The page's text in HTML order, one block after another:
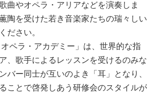
曲やオペラ・アリアなどを演奏しま
陶を受けた若き音楽家たちの瑞々しい
ださい。
ペラ・アカデミー」は、世界的な指
、歌手によるレッスンを受けるのみな
バー同士が互いのよき「耳」となり、
ことで啓発しあう研修会のスタイルが